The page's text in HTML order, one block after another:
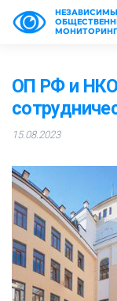
МОНИТОРИНГ
ОП РФ и
15.08.2023